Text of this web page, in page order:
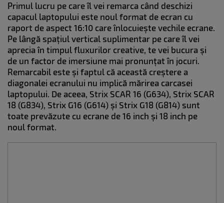
Primul lucru pe care îl vei remarca când deschizi
capacul laptopului este noul format de ecran cu
raport de aspect 16:10 care înlocuiește vechile ecrane.
Pe lângă spațiul vertical suplimentar pe care îl vei
aprecia în timpul fluxurilor creative, te vei bucura și
de un factor de imersiune mai pronunțat în jocuri.
Remarcabil este și faptul că această creștere a
diagonalei ecranului nu implică mărirea carcasei
laptopului. De aceea, Strix SCAR 16 (G634), Strix SCAR
18 (G834), Strix G16 (G614) și Strix G18 (G814) sunt
toate prevăzute cu ecrane de 16 inch și 18 inch pe
noul format.